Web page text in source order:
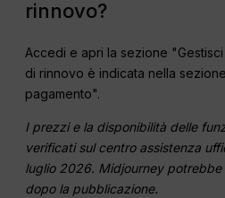
rinnovo?
Accedi e apri la sezione
di rinnovo è indicata nella
pagamento".
I prezzi e la disponibilità delle
verificati sul centro assistenza
luglio 2026. Midjourney
dopo la pubblicazione.